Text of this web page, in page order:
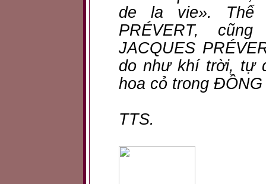
de la vie». Thế
PRÉVERT,
JACQUES
do như khí trời, tự
hoa cỏ trong
TTS.